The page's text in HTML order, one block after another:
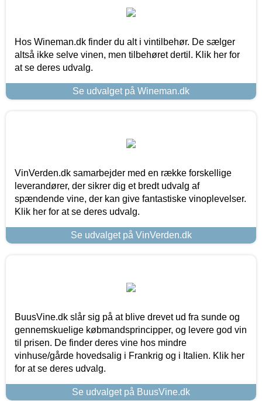
Hos Wineman.dk finder du alt i vintilbehør. De sælger
altså ikke selve vinen, men tilbehøret dertil. Klik her for
at se deres udvalg.
Se udvalget på Wineman.dk
VinVerden.dk samarbejder med en række forskellige
leverandører, der sikrer dig et bredt udvalg af
spændende vine, der kan give fantastiske vinoplevelser.
Klik her for at se deres udvalg.
Se udvalget på VinVerden.dk
BuusVine.dk slår sig på at blive drevet ud fra sunde og
gennemskuelige købmandsprincipper, og levere god vin
til prisen. De finder deres vine hos mindre
vinhuse/gårde hovedsalig i Frankrig og i Italien. Klik her
for at se deres udvalg.
Se udvalget på BuusVine.dk